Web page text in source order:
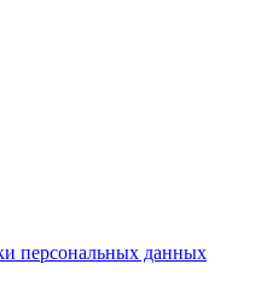
персональных данных